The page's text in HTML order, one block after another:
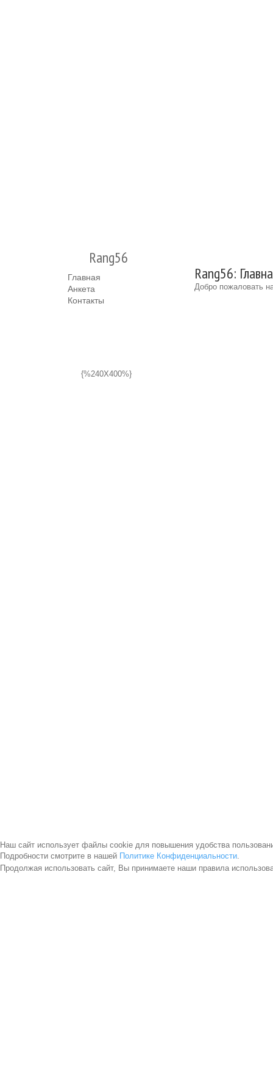
Rang56
Главная
Анкета
Контакты
{%240X400%}
Rang56:
Добро пожаловать
Наш сайт использует файлы cookie для повышения удобства
Подробности смотрите в нашей Политике Конфиденциальности.
Продолжая использовать сайт, Вы принимаете наши правила